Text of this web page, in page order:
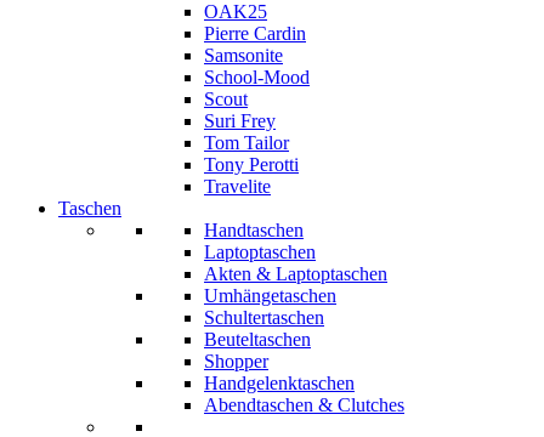
OAK25
Pierre Cardin
Samsonite
School-Mood
Scout
Suri Frey
Tom Tailor
Tony Perotti
Travelite
Taschen
Handtaschen
Laptoptaschen
Akten & Laptoptaschen
Umhängetaschen
Schultertaschen
Beuteltaschen
Shopper
Handgelenktaschen
Abendtaschen & Clutches